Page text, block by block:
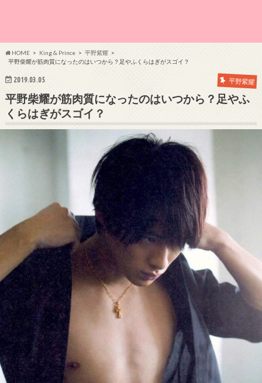
HOME King & Prince
平野紫耀
平野柴耀が筋肉質になったのはいつから？足やふくらはぎがスゴイ？
2019.03.05 平野紫耀
平野柴耀が筋肉質になったのはいつから？足やふ
くらはぎがスゴイ？